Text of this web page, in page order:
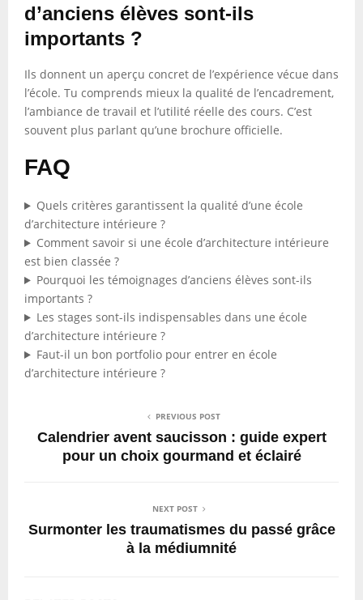
d’anciens élèves sont-ils
importants ?
Ils donnent un aperçu concret de l’expérience vécue dans
l’école. Tu comprends mieux la qualité de l’encadrement,
l’ambiance de travail et l’utilité réelle des cours. C’est
souvent plus parlant qu’une brochure officielle.
FAQ
Quels critères garantissent la qualité d’une école
d’architecture intérieure ?
Comment savoir si une école d’architecture intérieure
est bien classée ?
Pourquoi les témoignages d’anciens élèves sont-ils
importants ?
Les stages sont-ils indispensables dans une école
d’architecture intérieure ?
Faut-il un bon portfolio pour entrer en école
d’architecture intérieure ?
PREVIOUS POST
Calendrier avent saucisson : guide expert
pour un choix gourmand et éclairé
NEXT POST
Surmonter les traumatismes du passé grâce
à la médiumnité